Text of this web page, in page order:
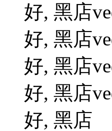
好, 黑店
好, 黑店
好, 黑店
好, 黑店
好, 黑店